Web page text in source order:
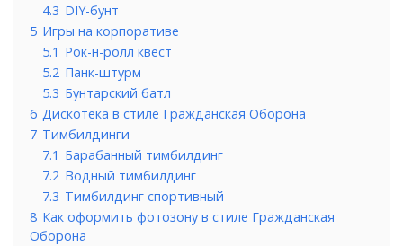
4.3 DIY-бунт
5 Игры на корпоративе
5.1 Рок-н-ролл квест
5.2 Панк-штурм
5.3 Бунтарский батл
6 Дискотека в стиле Гражданская Оборона
7 Тимбилдинги
7.1 Барабанный тимбилдинг
7.2 Водный тимбилдинг
7.3 Тимбилдинг спортивный
8 Как оформить фотозону в стиле Гражданская
Оборона